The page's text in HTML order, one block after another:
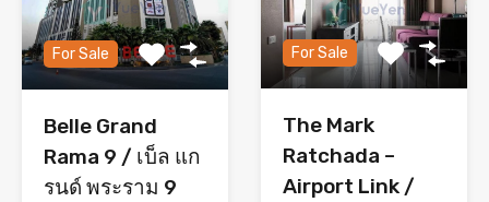
For Sale
Belle Grand
Rama 9 / เบ็ล แก
รนด์ พระราม 9
For Sale
The Mark
Ratchada –
Airport Link /